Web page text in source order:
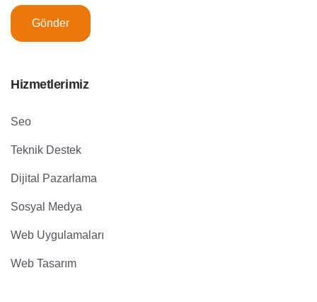
Gönder
Hizmetlerimiz
Seo
Teknik Destek
Dijital Pazarlama
Sosyal Medya
Web Uygulamaları
Web Tasarım